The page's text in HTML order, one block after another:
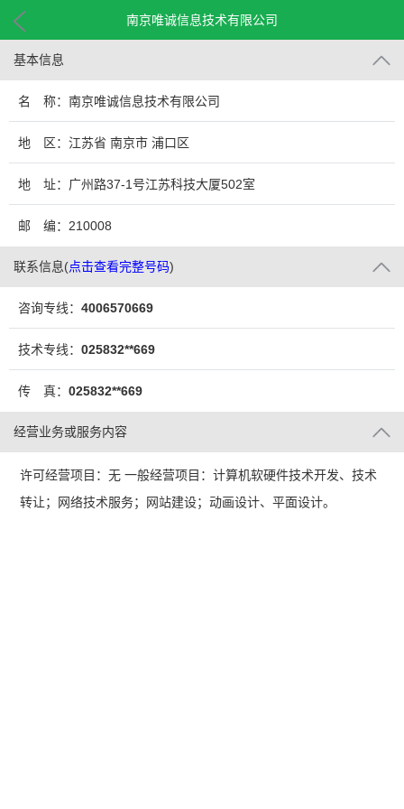
南京唯诚信息技术有限公司
基本信息
名 称：南京唯诚信息技术有限公司
地 区：江苏省 南京市 浦口区
地 址：广州路37-1号江苏科技大厦502室
邮 编：210008
联系信息(点击查看完整号码)
咨询专线： 4006570669
技术专线： 025832**669
传 真： 025832**669
经营业务或服务内容
许可经营项目：无 一般经营项目：计算机软硬件技术开发、技术
转让；网络技术服务；网站建设；动画设计、平面设计。